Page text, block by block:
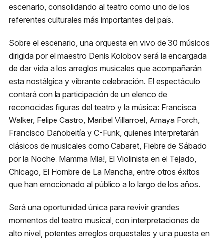
Micro
418, 426, 429 541N
escenario, consolidando al teatro como uno de los
referentes culturales más importantes del país.
Sobre el escenario, una orquesta en vivo de 30 músicos
dirigida por el maestro Denis Kolobov será la encargada
de dar vida a los arreglos musicales que acompañarán
esta nostálgica y vibrante celebración. El espectáculo
contará con la participación de un elenco de
reconocidas figuras del teatro y la música: Francisca
Walker, Felipe Castro, Maribel Villarroel, Amaya Forch,
Francisco Dañobeitía y C-Funk, quienes interpretarán
clásicos de musicales como Cabaret, Fiebre de Sábado
por la Noche, Mamma Mia!, El Violinista en el Tejado,
Chicago, El Hombre de La Mancha, entre otros éxitos
que han emocionado al público a lo largo de los años.
Será una oportunidad única para revivir grandes
momentos del teatro musical, con interpretaciones de
alto nivel, potentes arreglos orquestales y una puesta en